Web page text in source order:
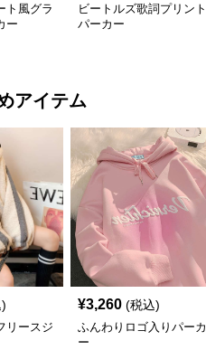
ト風グラ
ー
ビートルズ歌詞プリント
パーカー
アイテム
リースジ
¥3,260 (税込)
ふんわりロゴ入りパーカ
ー